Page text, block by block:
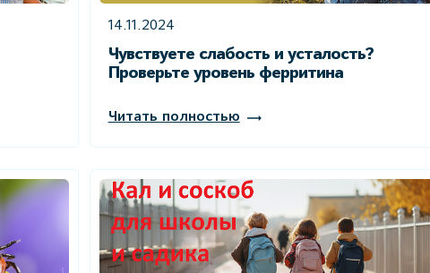
14.11.2024
Чувствуете слабость и усталость?
Проверьте уровень ферритина
Читать полностью